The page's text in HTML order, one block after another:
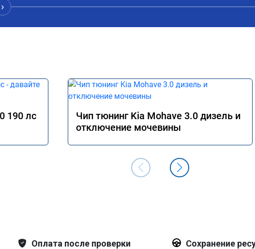
›
190 лс
Чип тюнинг Kia Mohave 3.0 дизель и
отключение мочевины
Оплата после проверки Сохранение